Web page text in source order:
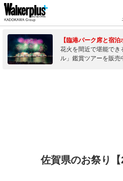
【臨港パーク席と宿泊
花火を間近で堪能でき
ル」鑑賞ツアーを販売
佐賀県のお祭り【